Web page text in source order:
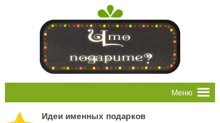
Меню
Идеи именных подарков